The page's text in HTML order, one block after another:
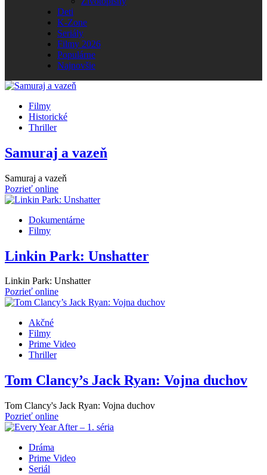
Deti
K-Zone
Seriály
Filmy 2026
Populárne
Najnovšie
Filmy
Historické
Thriller
Samuraj a vazeň
Samuraj a vazeň
Pozrieť online
Dokumentárne
Filmy
Linkin Park: Unshatter
Linkin Park: Unshatter
Pozrieť online
Akčné
Filmy
Prime Video
Thriller
Tom Clancy’s Jack Ryan: Vojna duchov
Tom Clancy's Jack Ryan: Vojna duchov
Pozrieť online
Dráma
Prime Video
Seriál